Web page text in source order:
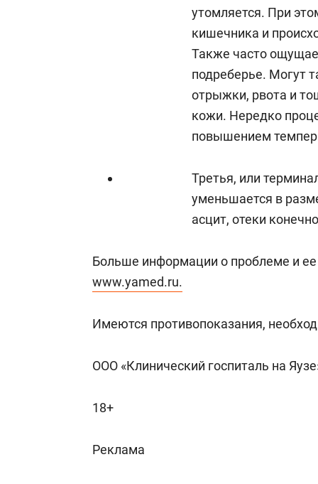
утомляется. При
кишечника и
Также часто
подреберье. Могут
отрыжки, рвота и
кожи. Нередко
повышением
Третья, или
уменьшается в
асцит, отеки
Больше информации о проблеме и
www.yamed.ru.
Имеются противопоказания,
ООО «Клинический госпиталь на
18+
Реклама